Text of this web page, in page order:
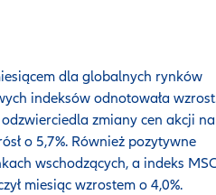
dla globalnych rynków
indeksów odnotowała
zmiany cen akcji na
o 5,7%. Również pozytywne
wschodzących, a indeks
miesiąc wzrostem o 4,0%.